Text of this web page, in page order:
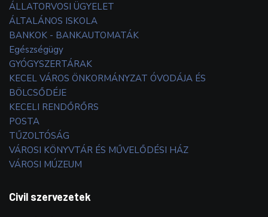
ÁLLATORVOSI ÜGYELET
ÁLTALÁNOS ISKOLA
BANKOK - BANKAUTOMATÁK
Egészségügy
GYÓGYSZERTÁRAK
KECEL VÁROS ÖNKORMÁNYZAT ÓVODÁJA ÉS
BÖLCSŐDÉJE
KECELI RENDŐRŐRS
POSTA
TŰZOLTÓSÁG
VÁROSI KÖNYVTÁR ÉS MŰVELŐDÉSI HÁZ
VÁROSI MÚZEUM
Civil szervezetek